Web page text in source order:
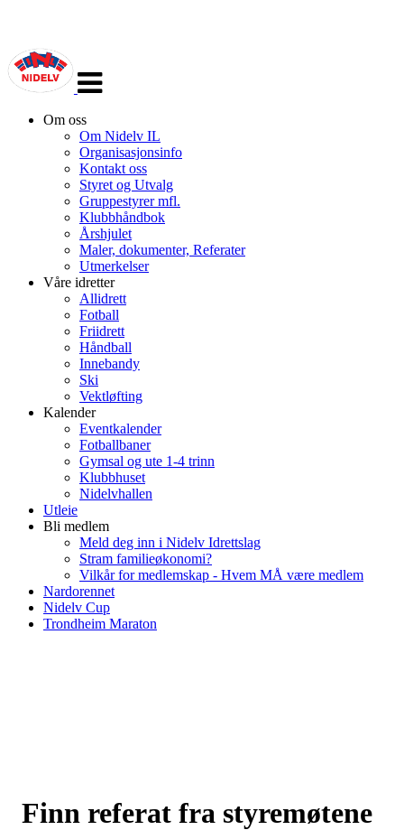
navigasjon
Om oss
Om Nidelv IL
Organisasjonsinfo
Kontakt oss
Styret og Utvalg
Gruppestyrer mfl.
Klubbhåndbok
Årshjulet
Maler, dokumenter, Referater
Utmerkelser
Våre idretter
Allidrett
Fotball
Friidrett
Håndball
Innebandy
Ski
Vektløfting
Kalender
Eventkalender
Fotballbaner
Gymsal og ute 1-4 trinn
Klubbhuset
Nidelvhallen
Utleie
Bli medlem
Meld deg inn i Nidelv Idrettslag
Stram familieøkonomi?
Vilkår for medlemskap - Hvem MÅ være medlem
Nardorennet
Nidelv Cup
Trondheim Maraton
Finn referat fra styremøtene